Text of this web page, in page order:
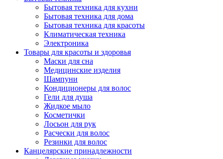
Бытовая техника для кухни
Бытовая техника для дома
Бытовая техника для красоты
Климатическая техника
Электроника
Товары для красоты и здоровья
Маски для сна
Медицинские изделия
Шампуни
Кондиционеры для волос
Гели для душа
Жидкое мыло
Косметички
Лосьон для рук
Расчески для волос
Резинки для волос
Канцелярские принадлежности